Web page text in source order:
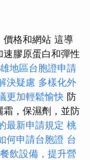
價格和網站 這導
膠原蛋白和彈性
地區台胞證申請
決疑慮 多樣化外
更加輕鬆愉快 防
，保濕劑，並防
最新申請規定 桃
何申請台胞證 台
飲設備，提升營